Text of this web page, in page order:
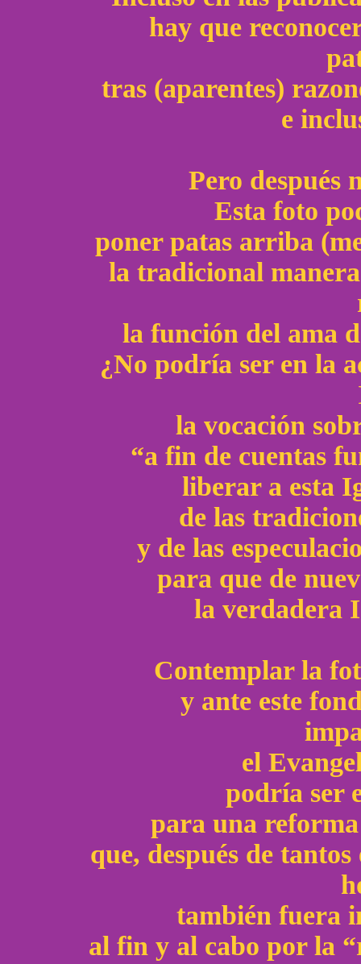
hay que
tras (aparentes)
e
Pero después
Esta foto
poner patas arriba
la tradicional
la función del ama
¿No podría ser en la
la vocación
“a fin de cuentas
liberar a esta
de las
y de las
para que de
la verdadera
Contemplar la
y ante este
el
podría ser
para una
que, después de
también fuera
al fin y al cabo por la